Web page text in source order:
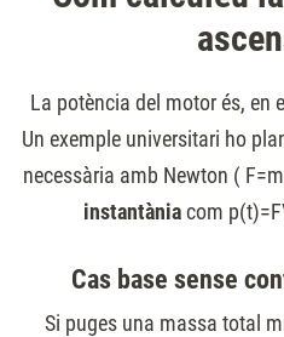
La potència del motor és, en
Un exemple universitari ho
necessària amb Newton (
instantàniacom
Cas base sense
Si puges una massa total m